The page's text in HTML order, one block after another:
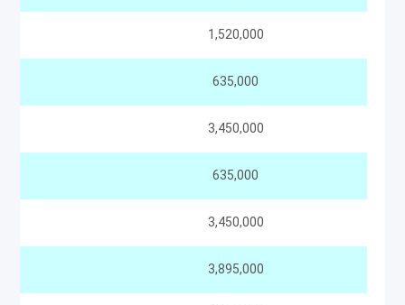
1,520,000
635,000
3,450,000
635,000
3,450,000
3,895,000